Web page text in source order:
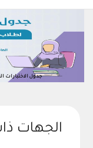
جدول الاختبارات
الجهات